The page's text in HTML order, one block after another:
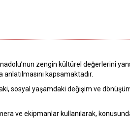
zengin kültürel değerlerini
kapsamaktadır.
sosyal yaşamdaki değişim ve
ve ekipmanlar kullanılarak,